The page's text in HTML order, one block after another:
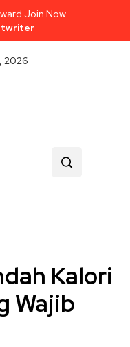
Join Now
2026
Kalori
Wajib